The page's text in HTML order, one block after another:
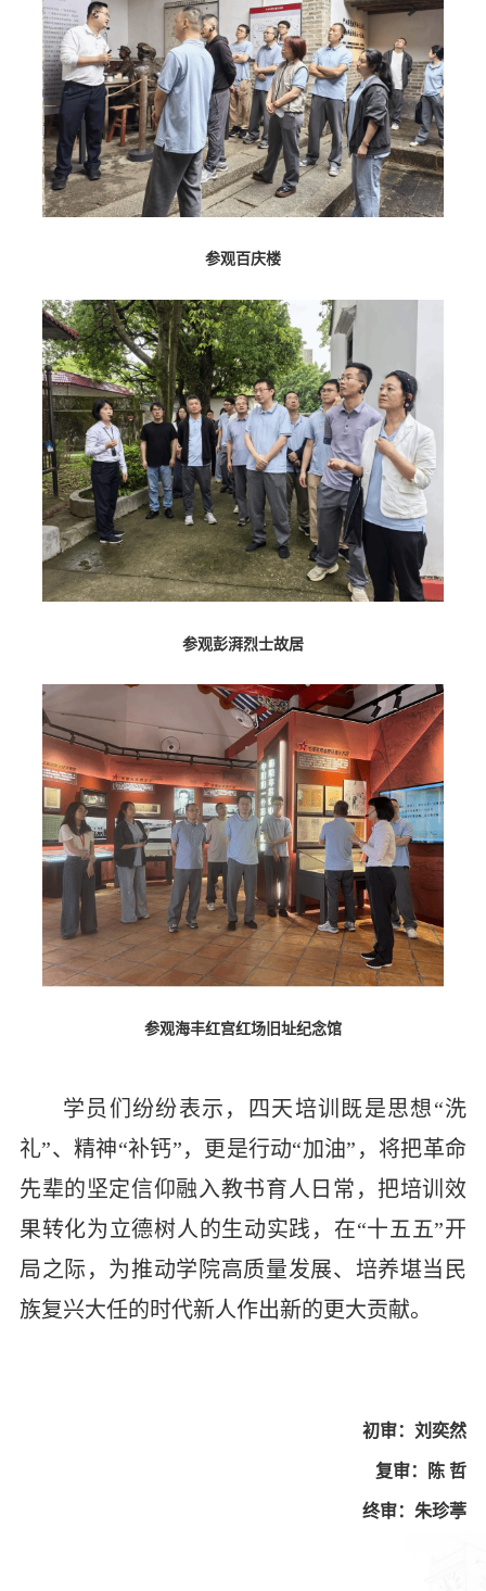
参观百庆楼
参观彭湃烈士故居
参观海丰红宫红场旧址纪念馆
学员们纷纷表示，四 天培训既是思想“洗
礼”、精神“补钙”，更是行动“加油”，将把革命
先辈的坚定信仰融入教书育人日常，把培训效
果转化为立德树人的生动实践，在“十五五”开
局之际，为推动学院高质量发展、培养堪当民
族复兴大任的时代新人作出新的更大贡献。
初审：刘奕然
复审：陈 哲
终审：朱珍葶